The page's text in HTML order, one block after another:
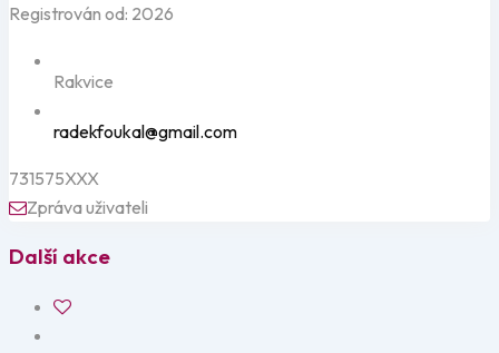
Registrován od: 2026
Rakvice
radekfoukal@gmail.com
731575XXX
Zpráva uživateli
Další akce